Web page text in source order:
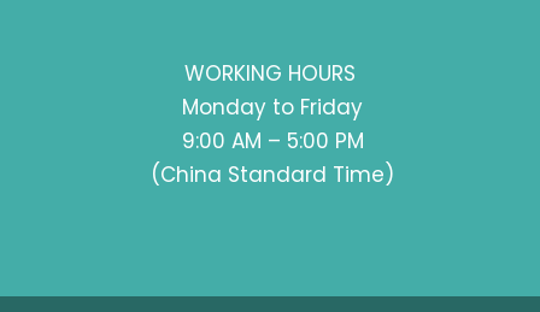
WORKING HOURS
Monday to Friday
9:00 AM – 5:00 PM
(China Standard Time)